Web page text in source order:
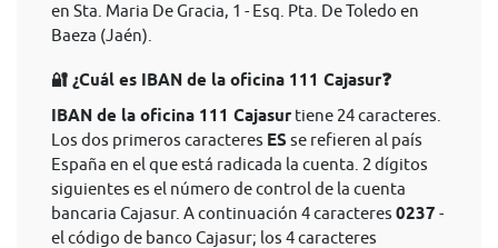
en Sta. Maria De Gracia, 1 - Esq. Pta. De Toledo en
Baeza (Jaén).
🔐 ¿Cuál es IBAN de la oficina 111 Cajasur❓
IBAN de la oficina 111 Cajasur tiene 24 caracteres.
Los dos primeros caracteres ES se refieren al país
España en el que está radicada la cuenta. 2 dígitos
siguientes es el número de control de la cuenta
bancaria Cajasur. A continuación 4 caracteres 0237 -
el código de banco Cajasur; los 4 caracteres